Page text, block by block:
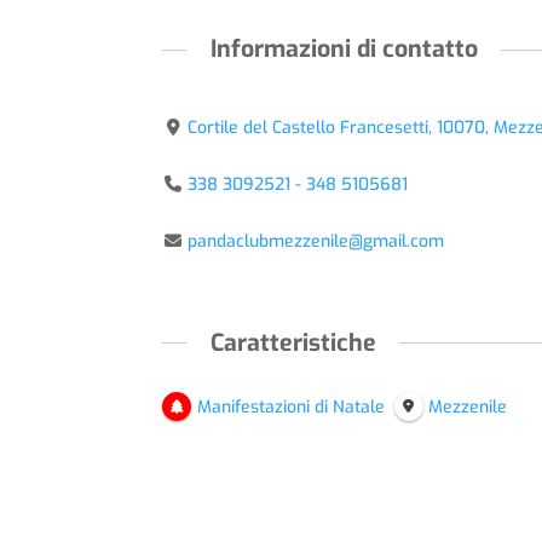
Informazioni di contatto
Cortile del Castello Francesetti, 10070,
338 3092521 - 348 5105681
pandaclubmezzenile@gmail.com
Caratteristiche
Manifestazioni di Natale Mezzenile